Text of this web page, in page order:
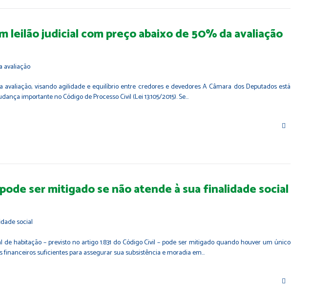
judicial com preço abaixo de 50% da avaliação
visando agilidade e equilíbrio entre credores e devedores A Câmara dos Deputados está
importante no Código de Processo Civil (Lei 13.105/2015). Se…
ser mitigado se não atende à sua finalidade social
habitação – previsto no artigo 1.831 do Código Civil – pode ser mitigado quando houver um único
suficientes para assegurar sua subsistência e moradia em…